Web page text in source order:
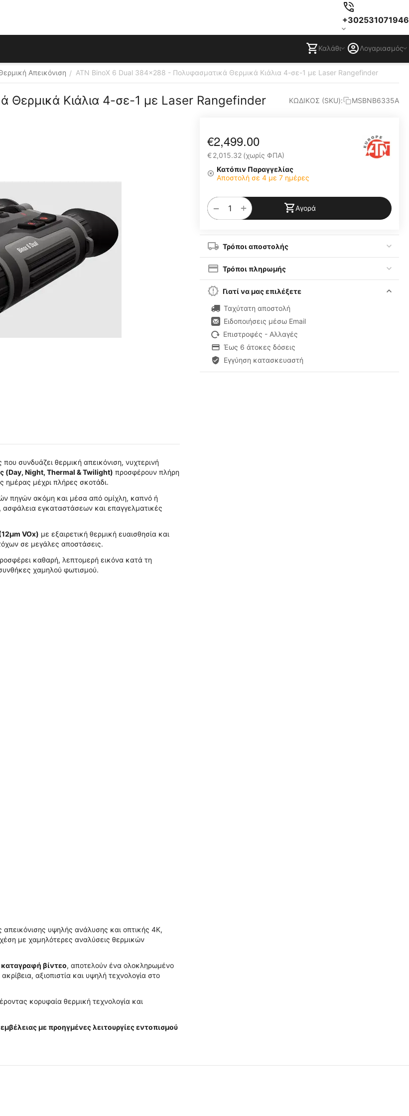
+302531071946
Καλάθι Λογαριασμός
Απεικόνιση / ATN BinoX 6 Dual 384x288 - Πολυφασματικά Θερμικά Κιάλια 4-σε-1 με Laser Rangefinder
- Πολυφασματικά Θερμικά Κιάλια 4-σε-1 με Laser Rangefinder ΚΩΔΙΚΟΣ (SKU): MSBNB6335A
€2,499.00
€2,015.32 (χωρίς ΦΠΑ)
Κατόπιν Παραγγελίας
Αποστολή σε 4 με 7 ημέρες
+
− Αγορά
Τρόποι αποστολής
Τρόποι πληρωμής
Γιατί να μας επιλέξετε
Ταχύτατη αποστολή
Ειδοποιήσεις μέσω Email
Επιστροφές - Αλλαγές
Έως 6 άτοκες δόσεις
Εγγύηση κατασκευαστή
συνδυάζει θερμική απεικόνιση, νυχτερινή
(Day, Night, Thermal & Twilight) προσφέρουν πλήρη
ημέρας μέχρι πλήρες σκοτάδι.
πηγών ακόμη και μέσα από ομίχλη, καπνό ή
εγκαταστάσεων και επαγγελματικές
VOx) με εξαιρετική θερμική ευαισθησία και
σε μεγάλες αποστάσεις.
καθαρή, λεπτομερή εικόνα κατά τη
χαμηλού φωτισμού.
υψηλής ανάλυσης και οπτικής 4K,
με χαμηλότερες αναλύσεις θερμικών
βίντεο, αποτελούν ένα ολοκληρωμένο
αξιοπιστία και υψηλή τεχνολογία στο
κορυφαία θερμική τεχνολογία και
με προηγμένες λειτουργίες εντοπισμού